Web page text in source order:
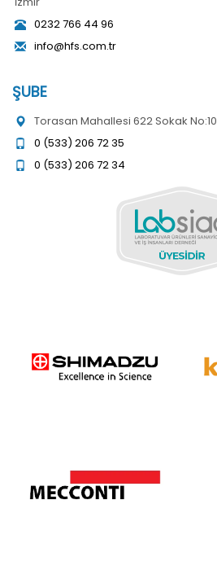
0232 766 44 96
info@hfs.com.tr
ŞUBE
Torasan Mahallesi 622 Sokak
0 (533) 206 72 35
0 (533) 206 72 34